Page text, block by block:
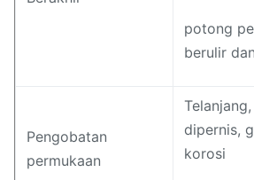
potong
berulir
Pengobatan
permukaan
dipernis,
korosi